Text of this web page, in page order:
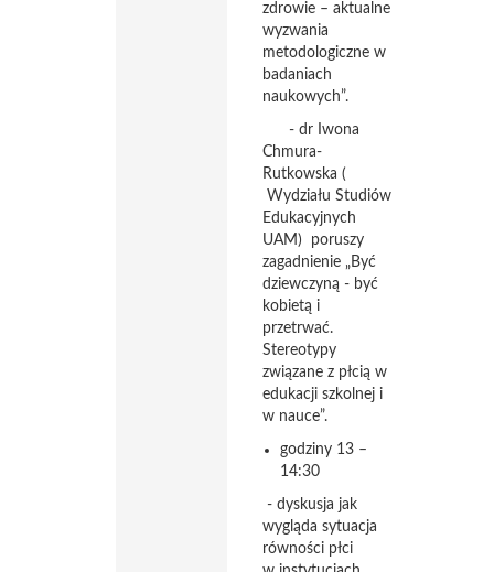
zdrowie – aktualne
wyzwania
metodologiczne w
badaniach
naukowych”.
- dr Iwona
Chmura-
Rutkowska (
Wydziału Studiów
Edukacyjnych
UAM) poruszy
zagadnienie „Być
dziewczyną - być
kobietą i
przetrwać.
Stereotypy
związane z płcią w
edukacji szkolnej i
w nauce”.
godziny 13 –
14:30
- dyskusja jak
wygląda sytuacja
równości płci